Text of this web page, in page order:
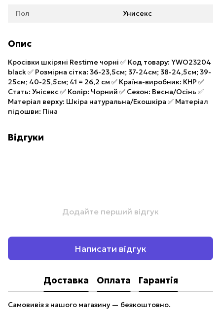
Пол Унисекс
Опис
Кросівки шкіряні Restime чорні ✅ Код товару: YWO23204
black ✅ Розмірна сітка: 36-23,5см; 37-24см; 38-24,5см; 39-
25см; 40-25,5см; 41 = 26,2 см ✅ Країна-виробник: КНР ✅
Стать: Унісекс ✅ Колір: Чорний ✅ Сезон: Весна/Осінь ✅
Матеріал верху: Шкіра натуральна/Екошкіра ✅ Матеріал
підошви: Піна
Відгуки
Додайте перший відгук
Написати відгук
Доставка Оплата Гарантія
Самовивіз з нашого магазину — безкоштовно.